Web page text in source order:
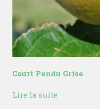
Court Pendu Grise
Lire la suite